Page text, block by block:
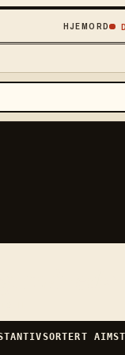
HJEMORD
SORTERT AIM